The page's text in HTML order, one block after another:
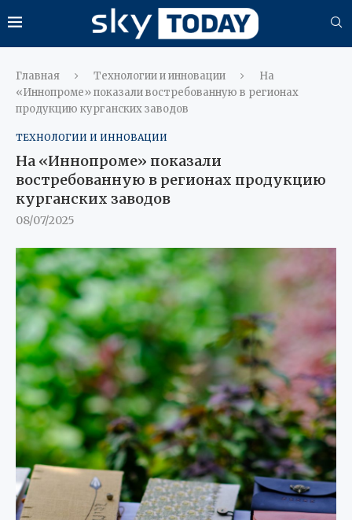
Главная Технологии и инновации
На
«Иннопроме» показали востребованную в регионах
продукцию курганских заводов
ТЕХНОЛОГИИ И ИННОВАЦИИ
На «Иннопроме» показали
востребованную в регионах продукцию
курганских заводов
08/07/2025